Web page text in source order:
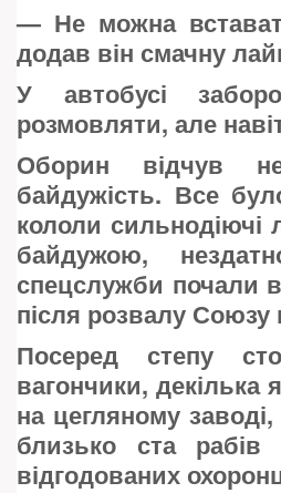
— Не можна
додав він смачну
У автобусі
розмовляти, але
Оборин відчув
байдужість. Все
кололи сильнодіючі
байдужою,
спецслужби почали
після розвалу
Посеред степу
вагончики, декілька
на цегляному
близько ста
відгодованих